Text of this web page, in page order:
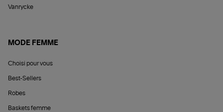
Vanrycke
MODE FEMME
Choisi pour vous
Best-Sellers
Robes
Baskets femme